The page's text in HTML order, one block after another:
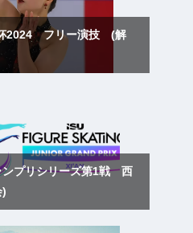
2024 フリー演技 (解
ンプリシリーズ第1戦 西